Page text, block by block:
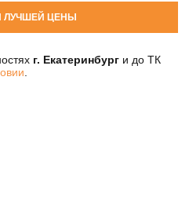
ЛУЧШЕЙ ЦЕНЫ
г. Екатеринбург и до ТК